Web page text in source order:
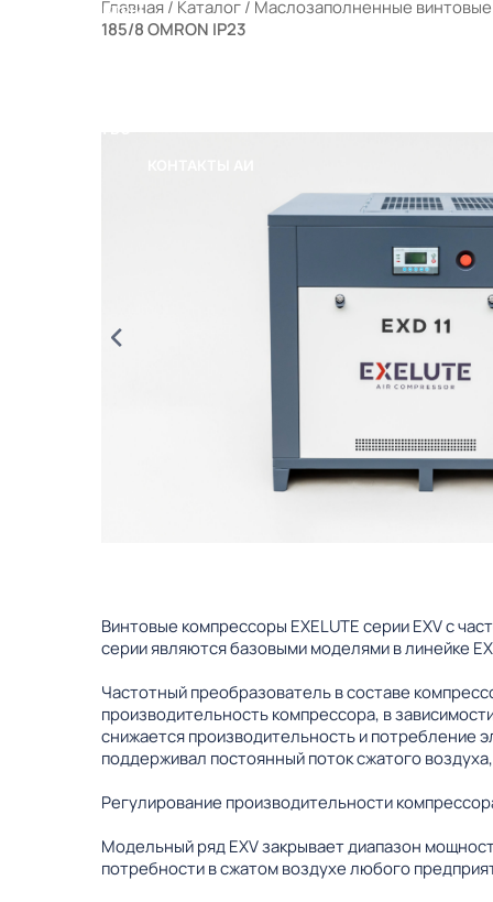
Главная / Каталог / Маслозаполненные
185/8 OMRON IP23
Винтовые компрессоры EXELUTE серии EXV с
серии являются базовыми моделями в линейке
Частотный преобразователь в составе
производительность компрессора, в
снижается производительность и потребление
поддерживал постоянный поток сжатого
Регулирование производительности
Модельный ряд EXV закрывает диапазон
потребности в сжатом воздухе любого
ФИЛЬТРЫ